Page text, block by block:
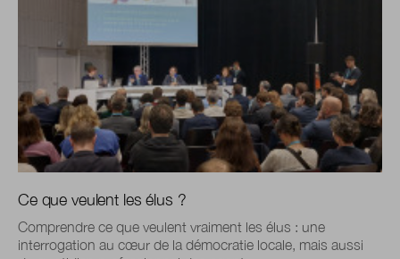
Ce que veulent les élus ?
Comprendre ce que veulent vraiment les élus : une
interrogation au cœur de la démocratie locale, mais aussi